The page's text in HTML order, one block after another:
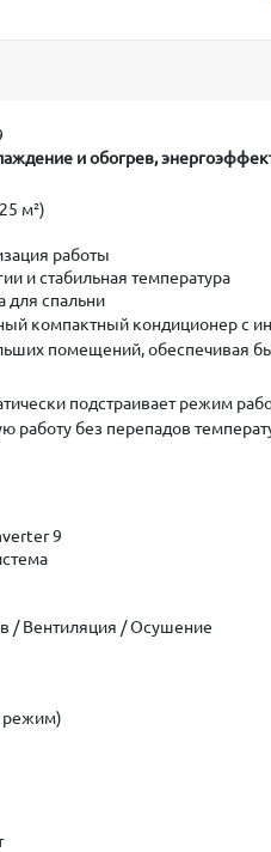
и обогрев,
м²)
работы
и стабильная температура
спальни
компактный кондиционер с
помещений, обеспечивая
подстраивает режим
работу без перепадов
9
/ Вентиляция / Осушение
режим)